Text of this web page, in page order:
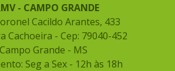
- CAMPO GRANDE
Cacildo Arantes, 433
Cachoeira - Cep: 79040-452
Campo Grande - MS
Seg a Sex - 12h às 18h